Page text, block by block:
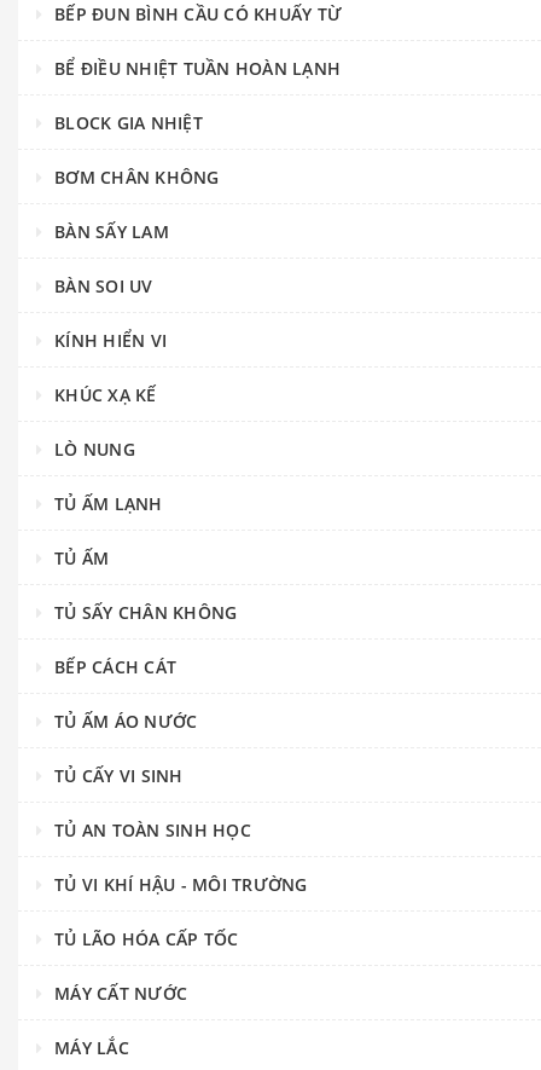
BẾP ĐUN BÌNH CẦU CÓ KHUẤY TỪ
BỂ ĐIỀU NHIỆT TUẦN HOÀN LẠNH
BLOCK GIA NHIỆT
BƠM CHÂN KHÔNG
BÀN SẤY LAM
BÀN SOI UV
KÍNH HIỂN VI
KHÚC XẠ KẾ
LÒ NUNG
TỦ ẤM LẠNH
TỦ ẤM
TỦ SẤY CHÂN KHÔNG
BẾP CÁCH CÁT
TỦ ẤM ÁO NƯỚC
TỦ CẤY VI SINH
TỦ AN TOÀN SINH HỌC
TỦ VI KHÍ HẬU - MÔI TRƯỜNG
TỦ LÃO HÓA CẤP TỐC
MÁY CẤT NƯỚC
MÁY LẮC